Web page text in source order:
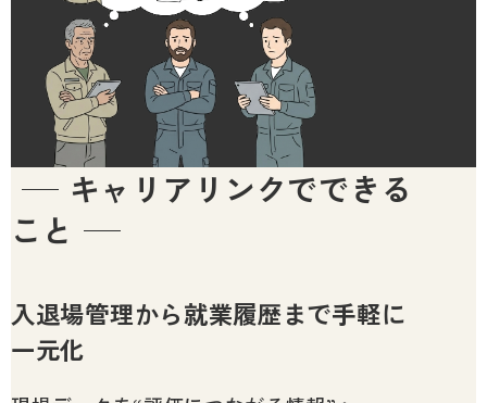
キャリアリンクでできる
こと
入退場管理から就業履歴まで手軽に
一元化